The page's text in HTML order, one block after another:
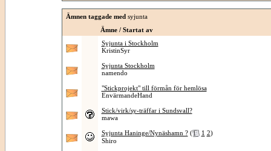
Ämnen taggade med syjunta
Ämne / Startat av
Syjunta i Stockholm
KristinSyr
Syjunta Stockholm
namendo
"Stickprojekt" till förmån för hemlösa
EnvärmandeHand
Stick/virk/sy-träffar i Sundsvall?
mawa
Syjunta Haninge/Nynäshamn ? ( 1 2)
Shiro